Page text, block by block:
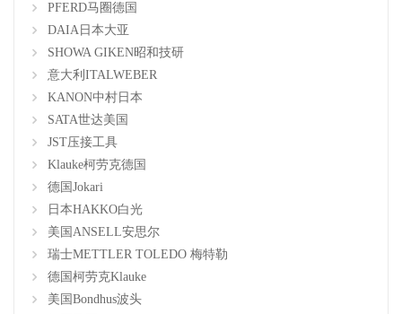
PFERD马圈德国
DAIA日本大亚
SHOWA GIKEN昭和技研
意大利ITALWEBER
KANON中村日本
SATA世达美国
JST压接工具
Klauke柯劳克德国
德国Jokari
日本HAKKO白光
美国ANSELL安思尔
瑞士METTLER TOLEDO 梅特勒
德国柯劳克Klauke
美国Bondhus波头